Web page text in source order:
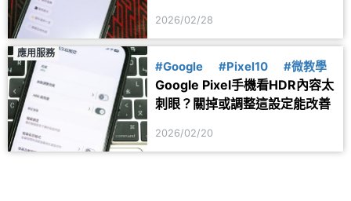
2026/02/28
應用服務
#Google #Pixel10 #微教學
Google Pixel手機看HDR內容太
刺眼？關掉或調整這設定能改善
2026/02/20